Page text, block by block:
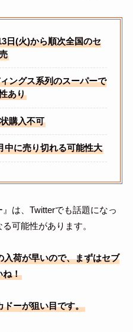
日(火)から順次全国のセ
ングス系列のスーパーで
あり
購入不可
中に売り切れる可能性大
は、Twitterでも話題になっ
可能性があります。
荷が早いので、まずはセブ
ね！
ドーが狙い目です。